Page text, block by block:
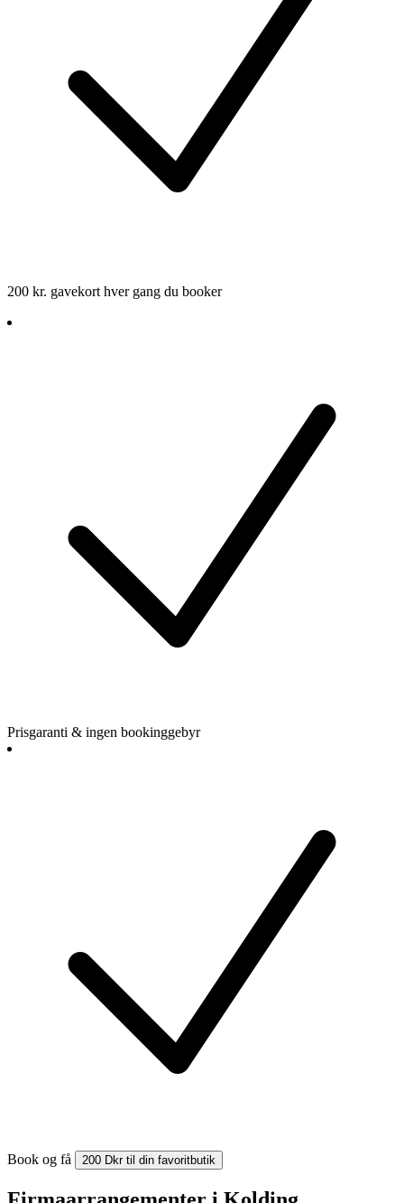
200 kr. gavekort hver gang du booker
Prisgaranti & ingen bookinggebyr
Book og få 200 Dkr til din favoritbutik